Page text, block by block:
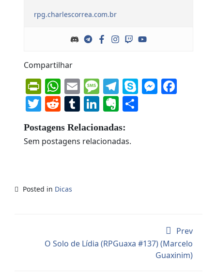
rpg.charlescorrea.com.br
Compartilhar
PrintFriendly
WhatsApp
EmailMessage
Telegram
Skype
Twitter
Reddit
Tumblr
LinkedIn
Evernote
Postagens Relacionadas:
Sem postagens relacionadas.
Posted in Dicas
Prev
O Solo de Lídia (RPGuaxa #137) (Marcelo
Guaxinim)